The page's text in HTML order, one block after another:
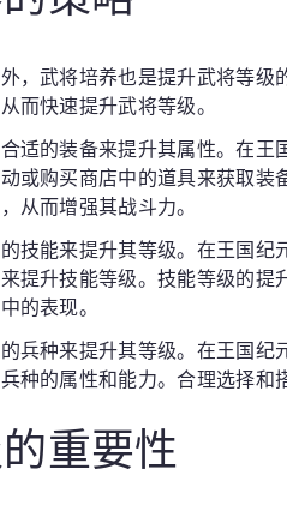
，武将培养也是提升武将等级
而快速提升武将等级。
适的装备来提升其属性。在
或购买商店中的道具来获取
从而增强其战斗力。
技能来提升其等级。在王国
提升技能等级。技能等级的
的表现。
兵种来提升其等级。在王国
种的属性和能力。合理选择和
重要性